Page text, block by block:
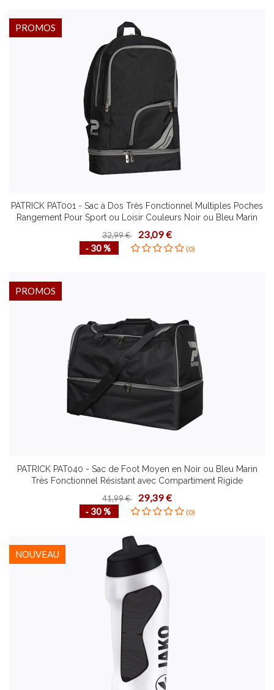
PATRICK PAT001 - Sac à Dos Très Fonctionnel Multiples Poches
Rangement Pour Sport ou Loisir Couleurs Noir ou Bleu Marin
32,99 €
23,09 €
‐ 30 % (0)
PROMOS
PATRICK PAT040 - Sac de Foot Moyen en Noir ou Bleu Marin
Très Fonctionnel Résistant avec Compartiment Rigide
Rangement Chaussures
41,99 € 29,39 €
‐ 30 % (0)
PROMOS
NOUVEAU